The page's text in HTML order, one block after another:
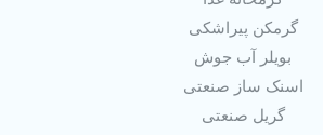
گرمکن پیراشکی
بویلر آب جوش
اسنک ساز صنعتی
گریل صنعتی